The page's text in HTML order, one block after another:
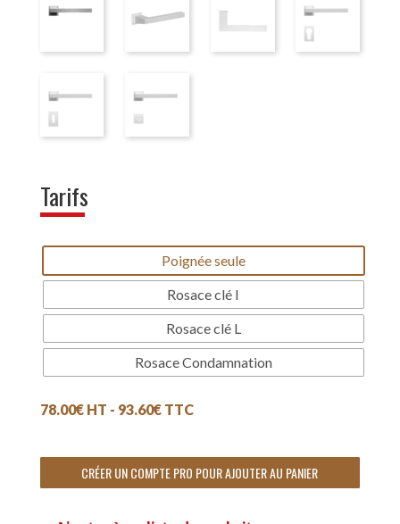
Tarifs
Poignée seule
Rosace clé I
Rosace clé L
Rosace Condamnation
78.00€ HT - 93.60€TTC
CRÉER UN COMPTE PRO POUR AJOUTER AU PANIER